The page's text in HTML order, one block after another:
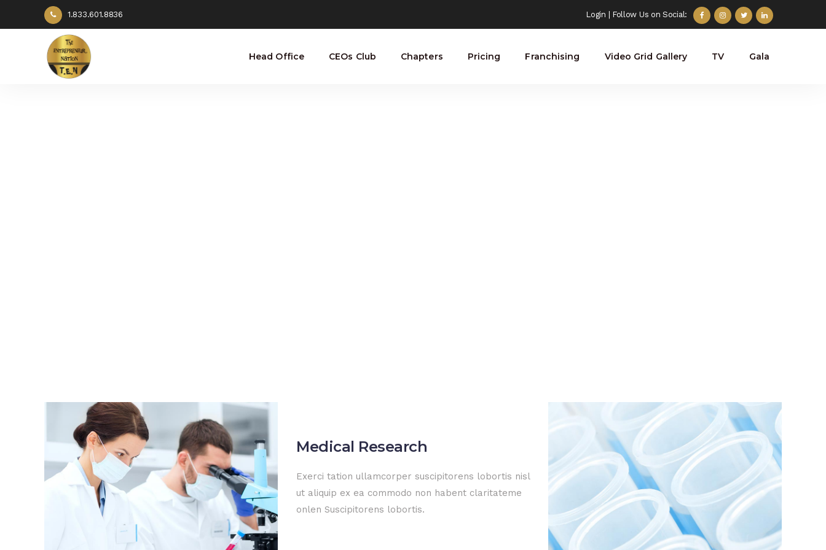
1.833.601.8836 Login | Follow Us on Social:
Head Office CEOs Club Chapters Pricing Franchising Video Grid Gallery TV Gala
Medical Research
Exerci tation ullamcorper suscipitorens lobortis nisl
ut aliquip ex ea commodo non habent claritateme
onlen Suscipitorens lobortis.